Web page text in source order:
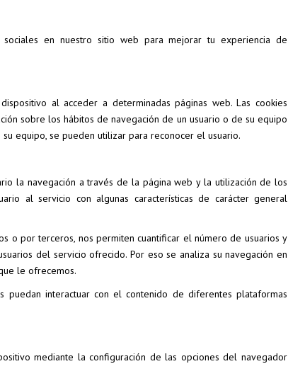
en nuestro sitio web para mejorar tu experiencia de
al acceder a determinadas páginas web. Las cookies
sobre los hábitos de navegación de un usuario o de su equipo
equipo, se pueden utilizar para reconocer el usuario.
la navegación a través de la página web y la utilización de los
al servicio con algunas características de carácter general
o por terceros, nos permiten cuantificar el número de usuarios y
del servicio ofrecido. Por eso se analiza su navegación en
le ofrecemos.
interactuar con el contenido de diferentes plataformas
mediante la configuración de las opciones del navegador